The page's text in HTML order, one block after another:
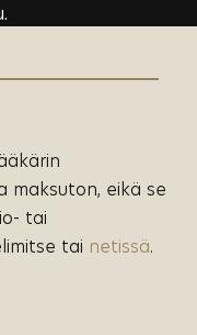
maksuton, eikä se
tai
tai netissä.